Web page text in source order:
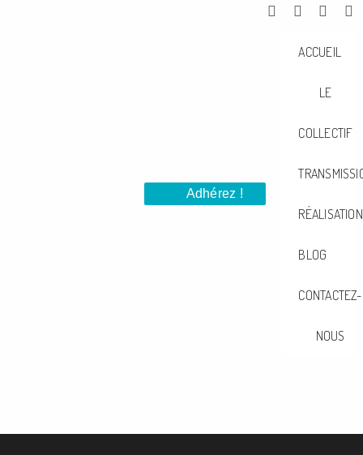
Adhérez !
ACCUEIL
LE
COLLECTIF
BLOG
CONTACTEZ-
NOUS